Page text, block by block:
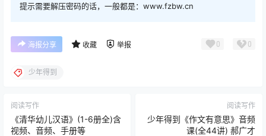
提示需要解压密码的话，一般都是：www.fzbw.cn
海报分享 收藏 举报 0 0
少年得到
阅读写作
《清华幼儿汉语》(1-6册全)含
视频、音频、手册等
阅读写作
少年得到《作文有意思》音频
课(全44讲) 郝广才